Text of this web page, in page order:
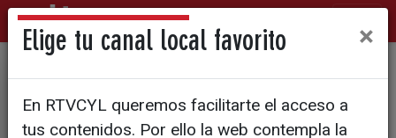
Entidades y administraciones
leonesas se vuelcan con la
Elige tu canal local favorito ×
En RTVCYL queremos facilitarte el acceso a
tus contenidos. Por ello la web contempla la